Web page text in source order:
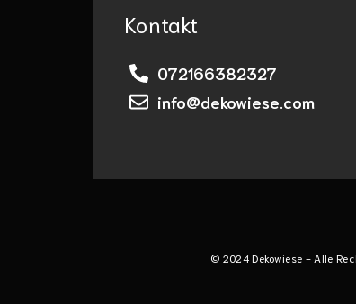
Kontakt
072166382327
info@dekowiese.com
© 2024 Dekowiese - Alle